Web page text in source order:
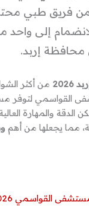
فريق طبي
إلى واحد
محافظة إربد.
من أكثر
القواسمي لتوفر
الدقة والمهارة
مما يجعلها من أهم
القواسمي 2026